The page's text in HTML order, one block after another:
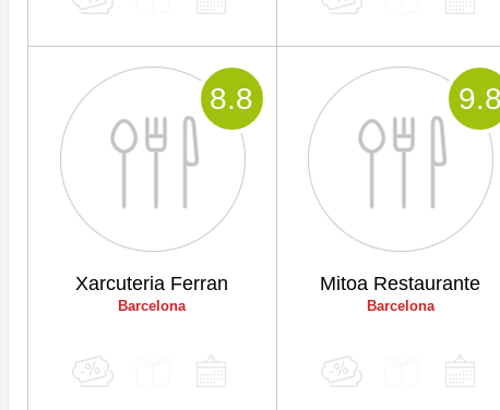
Xarcuteria Ferran
Barcelona
8.8
Mitoa Restaurante
Barcelona
9.8